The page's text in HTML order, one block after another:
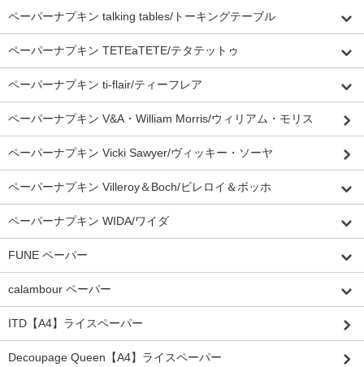
ペーパーナプキン talking tables/トーキングテーブル
ペーパーナプキン TETEaTETE/テタテットゥ
ペーパーナプキン ti-flair/ティーフレア
ペーパーナプキン V&A・William Morris/ウィリアム・モリス
ペーパーナプキン Vicki Sawyer/ヴィッキー・ソーヤ
ペーパーナプキン Villeroy＆Boch/ビレロイ＆ボッホ
ペーパーナプキン WIDA/ワイダ
FUNE ペーパー
calambour ペーパー
ITD【A4】ライスペーパー
Decoupage Queen【A4】ライスペーパー